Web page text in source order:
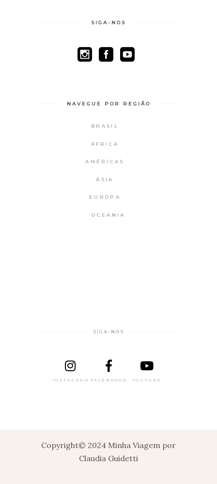
SIGA-NOS
NAVEGUE POR REGIÃO
BRASIL
ÁFRICA
AMÉRICAS
ÁSIA
EUROPA
OCEANIA
SIGA-NOS
INSTAGRAM FACEBOOOK YOUTUBE
Copyright© 2024 Minha Viagem por
Claudia Guidetti